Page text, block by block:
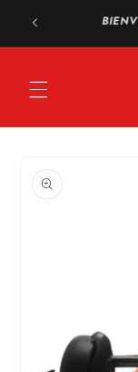
directamente
Envío GRATIS a
información